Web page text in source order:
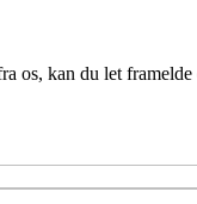
os, kan du let framelde